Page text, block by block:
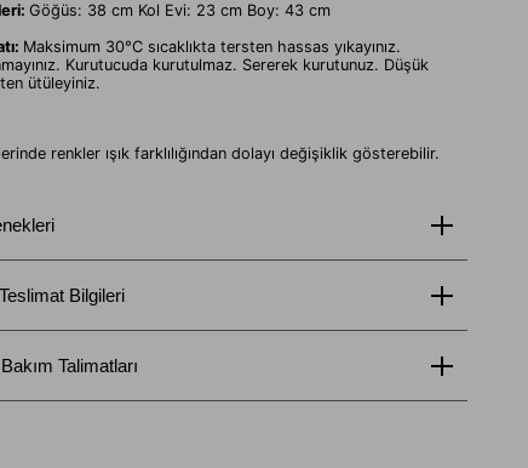
Göğüs: 38 cm Kol Evi: 23 cm Boy: 43 cm
Maksimum 30°C sıcaklıkta tersten hassas yıkayınız.
Kurutucuda kurutulmaz. Sererek kurutunuz. Düşük
ütüleyiniz.
renkler ışık farklılığından dolayı değişiklik gösterebilir.
Bilgileri
Talimatları